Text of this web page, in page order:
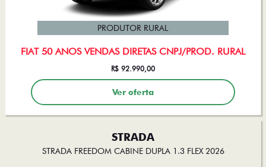
FIAT 50 ANOS VENDAS DIRETAS CNPJ/PROD. RURAL
PRODUTOR RURAL
R$ 92.990,00
Ver oferta
STRADA
STRADA FREEDOM CABINE DUPLA 1.3 FLEX 2026